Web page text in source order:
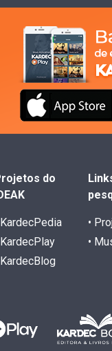
do
KardecPedia
KardecPlay
KardecBlog
•
•